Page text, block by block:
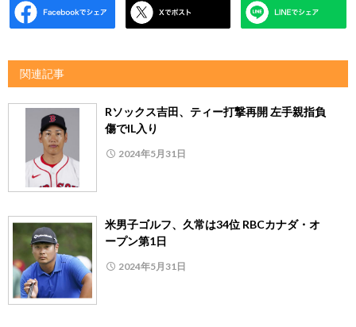
関連記事
Rソックス吉田、ティー打撃再開 左手親指負
傷でIL入り
2024年5月31日
米男子ゴルフ、久常は34位 RBCカナダ・オ
ープン第1日
2024年5月31日